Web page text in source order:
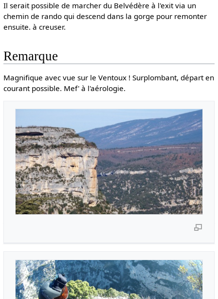
Il serait possible de marcher du Belvédère à l'exit via un
chemin de rando qui descend dans la gorge pour remonter
ensuite. à creuser.
Remarque
Magnifique avec vue sur le Ventoux ! Surplombant, départ en
courant possible. Mef' à l'aérologie.